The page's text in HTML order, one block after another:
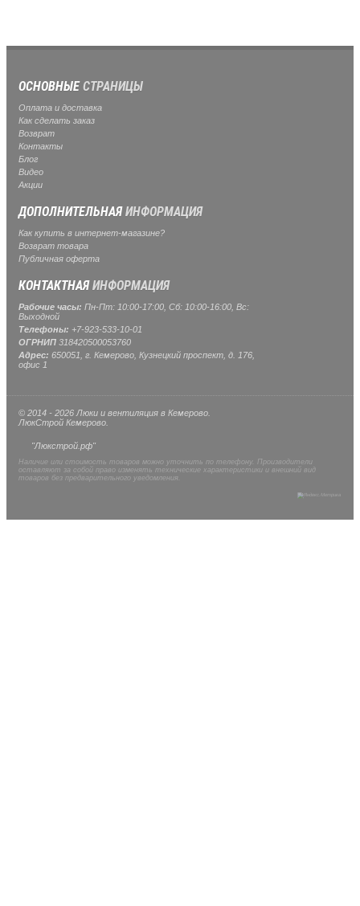
ОСНОВНЫЕСТРАНИЦЫ
Оплата и доставка
Как сделать заказ
Возврат
Контакты
Блог
Видео
Акции
ДОПОЛНИТЕЛЬНАЯИНФОРМАЦИЯ
Как купить в интернет-магазине?
Возврат товара
Публичная оферта
КОНТАКТНАЯИНФОРМАЦИЯ
Рабочие часы: Пн-Пт: 10:00-17:00, Сб: 10:00-16:00, Вс:
Выходной
Телефоны: +7-923-533-10-01
ОГРНИП 318420500053760
Адрес: 650051, г. Кемерово, Кузнецкий проспект, д. 176,
офис 1
© 2014 - 2026 Люки и вентиляция в Кемерово.
ЛюкСтрой Кемерово.
"Люкстрой.рф"
Наличие или стоимость товаров можно уточнить по телефону. Производители
оставляют за собой право изменять технические характеристики и внешний вид
товаров без предварительного уведомления.